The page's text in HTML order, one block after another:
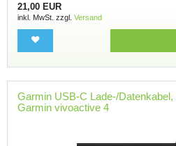
21,00 EUR
inkl. MwSt. zzgl. Versand
Garmin USB-C Lade-/
Garmin vivoactive 4